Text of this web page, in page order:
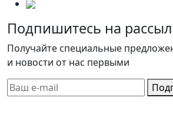
Подпишитесь на
Получайте специальные
и новости от нас первыми